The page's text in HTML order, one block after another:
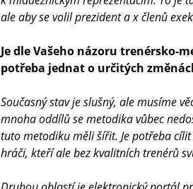
ale aby se volil prezident a x členů
Je dle Vašeho názoru trenérsko-
potřeba jednat o určitých
Současný stav je slušný, ale musíme
mnoha oddílů se metodika vůbec
tuto metodiku měli šířit. Je potřeba
hráči, kteří ale bez kvalitních trenérů